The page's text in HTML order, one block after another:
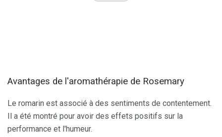
Avantages de l'aromathérapie de Rosemary
Le romarin est associé à des sentiments de contentement.
Il a été montré pour avoir des effets positifs sur la
performance et l'humeur.